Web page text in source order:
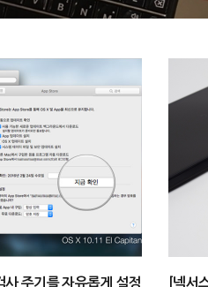
사 주기를 자유롭게 설정
[넥서